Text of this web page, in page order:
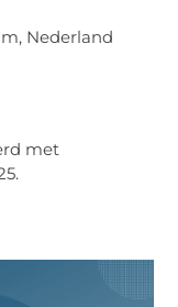
Nederland
met